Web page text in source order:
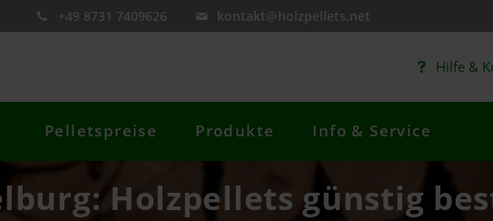
+49 8731 7409626 kontakt@holzpellets.net
Hilfe &
Pelletspreise Produkte Info & Service
Holzpellets günstig